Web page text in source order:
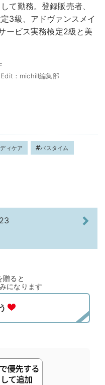
て勤務。登録販売者、
3級、アドヴァンスメイ
ービス実務検定2級と美
：michill編集部
ィケア バスタイム
贈ると
になります